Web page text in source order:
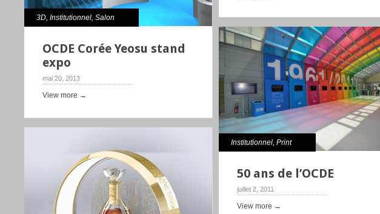
3D,Institutionnel,Salon
OCDE Corée Yeosu stand
expo
mai 20, 2013
View more →
Institutionnel,Print
50 ans de l’OCDE
juillet 2, 2011
View more →